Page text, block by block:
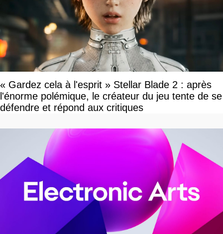
« Gardez cela à l'esprit » Stellar Blade 2 : après
l'énorme polémique, le créateur du jeu tente de se
défendre et répond aux critiques